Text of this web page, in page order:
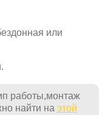
или
работы,монтаж
найти на этой